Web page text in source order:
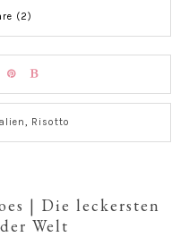
(2)
, Risotto
| Die leckersten
Welt